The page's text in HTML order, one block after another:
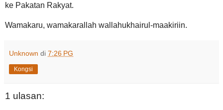
ke Pakatan Rakyat.
Wamakaru, wamakarallah wallahukhairul-maakiriin.
Unknown di 7:26 PG
Kongsi
1 ulasan: